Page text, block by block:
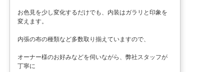
お色見を少し変化するだけでも、内装はガラリと印象を
変えます。
内張の布の種類など多数取り揃えていますので、
オーナー様のお好みなどを伺いながら、弊社スタッフが
丁寧に